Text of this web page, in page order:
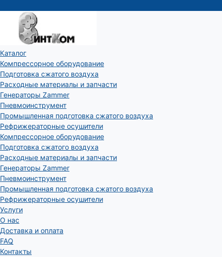
Каталог
Компрессорное оборудование
Подготовка сжатого воздуха
Расходные материалы и запчасти
Генераторы Zammer
Пневмоинструмент
Промышленная подготовка сжатого воздуха
Рефрижераторные осушители
Компрессорное оборудование
Подготовка сжатого воздуха
Расходные материалы и запчасти
Генераторы Zammer
Пневмоинструмент
Промышленная подготовка сжатого воздуха
Рефрижераторные осушители
Услуги
О нас
Доставка и оплата
FAQ
Контакты